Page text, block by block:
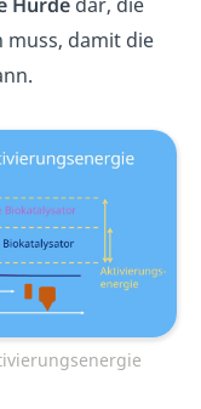
muss, damit die